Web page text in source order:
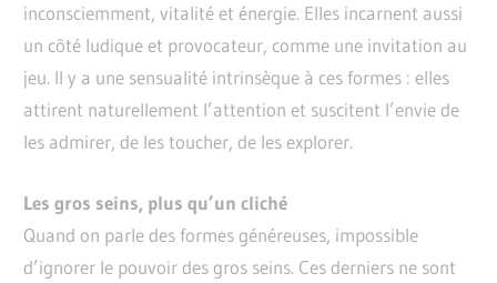
inconsciemment, vitalité et énergie. Elles incarnent aussi
un côté ludique et provocateur, comme une invitation au
jeu. Il y a une sensualité intrinsèque à ces formes : elles
attirent naturellement l’attention et suscitent l’envie de
les admirer, de les toucher, de les explorer.
Les gros seins, plus qu’un cliché
Quand on parle des formes généreuses, impossible
d’ignorer le pouvoir des gros seins. Ces derniers ne sont